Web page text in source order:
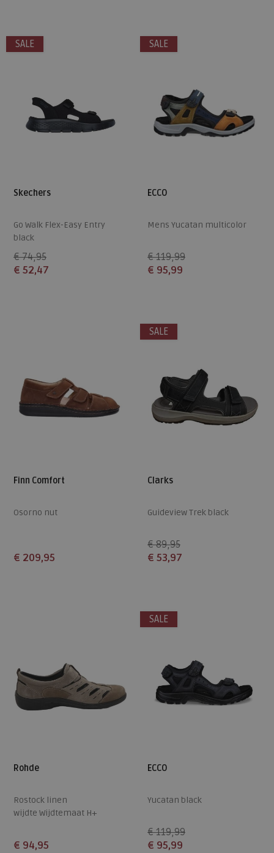
47,5
SALE
Skechers
Go Walk Flex-Easy Entry
black
€ 74,95
€ 52,47
SALE
ECCO
Mens Yucatan multicolor
€ 119,99
€ 95,99
Finn Comfort
Osorno nut
€ 209,95
SALE
Clarks
Guideview Trek black
€ 89,95
€ 53,97
Rohde
Rostock linen
wijdte Wijdtemaat H+
€ 94,95
SALE
ECCO
Yucatan black
€ 119,99
€ 95,99